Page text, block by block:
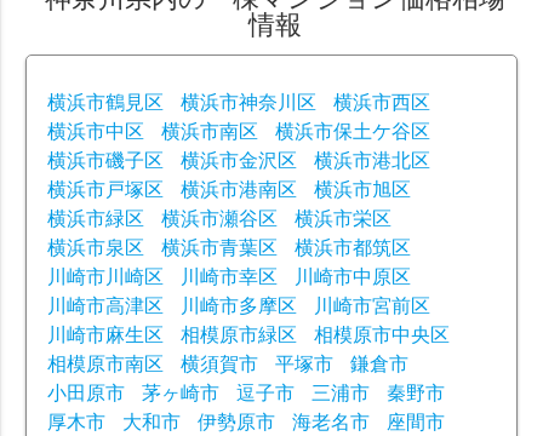
情報
横浜市鶴見区 横浜市神奈川区
横浜市西区
横浜市中区
横浜市南区
横浜市保土ケ谷区
横浜市磯子区
横浜市金沢区
横浜市港北区
横浜市戸塚区
横浜市港南区
横浜市旭区
横浜市緑区
横浜市瀬谷区
横浜市栄区
横浜市泉区
横浜市青葉区
横浜市都筑区
川崎市川崎区
川崎市幸区
川崎市中原区
川崎市高津区
川崎市多摩区
川崎市宮前区
川崎市麻生区
相模原市緑区
相模原市中央区
相模原市南区
横須賀市 平塚市
鎌倉市
小田原市
茅ヶ崎市 逗子市 三浦市
秦野市
厚木市
大和市 伊勢原市 海老名市
座間市